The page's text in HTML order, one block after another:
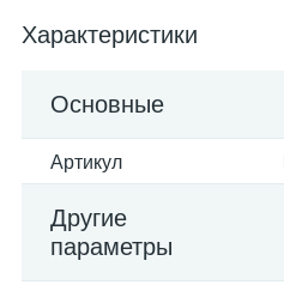
Характеристики
Основные
Артикул
Другие
параметры